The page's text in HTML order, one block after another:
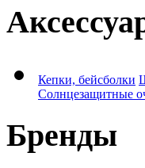
Кепки, бейсболки
Солнцезащитные
Бренды